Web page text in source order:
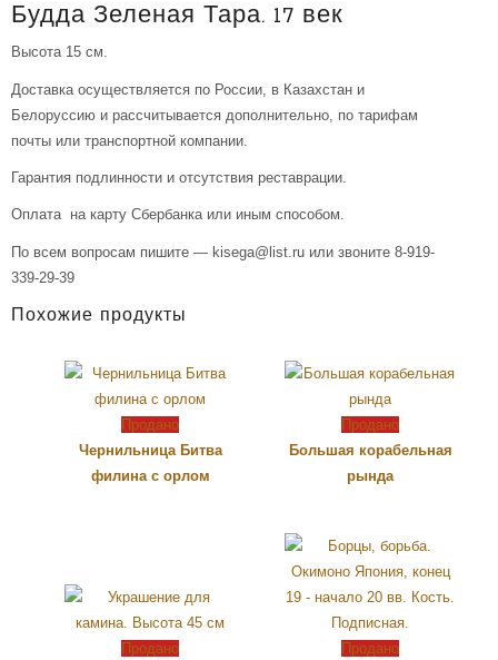
Будда Зеленая Тара. 17 век
Высота 15 см.
Доставка осуществляется по России, в Казахстан и
Белоруссию и рассчитывается дополнительно, по тарифам
почты или транспортной компании.
Гарантия подлинности и отсутствия реставрации.
Оплата на карту Сбербанка или иным способом.
По всем вопросам пишите — kisega@list.ru или звоните 8-919-
339-29-39
Похожие продукты
Продано
Чернильница Битва
филина с орлом
Продано
Большая корабельная
рында
Продано Продано